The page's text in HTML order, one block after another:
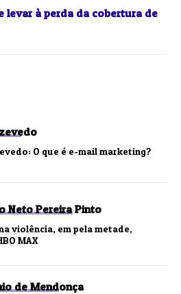
levar à perda da cobertura de
O que é e-mail marketing?
Neto Pereira Pinto
violência, em pela metade,
MAX
de Mendonça